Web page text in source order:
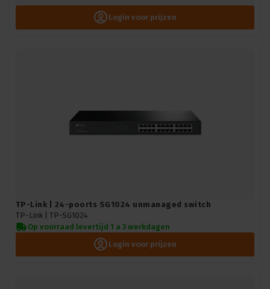
Login voor prijzen
TP-Link | 24-poorts SG1024 unmanaged switch
TP-Link | TP-SG1024
Op voorraad levertijd 1 a 3 werkdagen
Login voor prijzen